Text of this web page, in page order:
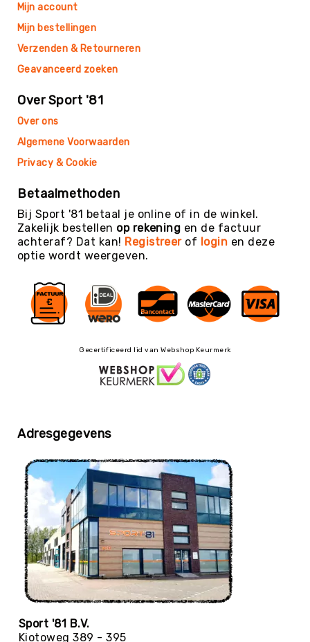
Teambuilding
Tennis
Trampolinespringen
Trendsporten
/
Gymnastiek
&
Voetbal
Volleybal
Yoga
Meditatie
Yoga
Bolsters
Yoga
Meditatiekussens
Yoga
Pakketten
Yogamat
reiniging
Zaalvoetbal
Zaalvoetballen
Zeskamp
Zwemmen
BALLEN
Sportballen
American
Mijn account
Mijn bestellingen
Verzenden & Retourneren
Geavanceerd zoeken
Over Sport '81
Over ons
Algemene Voorwaarden
Privacy & Cookie
Betaalmethoden
Bij Sport '81 betaal je online of in de winkel.
Zakelijk bestellen op rekening en de factuur
achteraf? Dat kan! Registreerof login en deze
optie wordt weergeven.
Gecertificeerd lid van Webshop Keurmerk
Adresgegevens
Sport '81 B.V.
Kiotoweg 389 - 395